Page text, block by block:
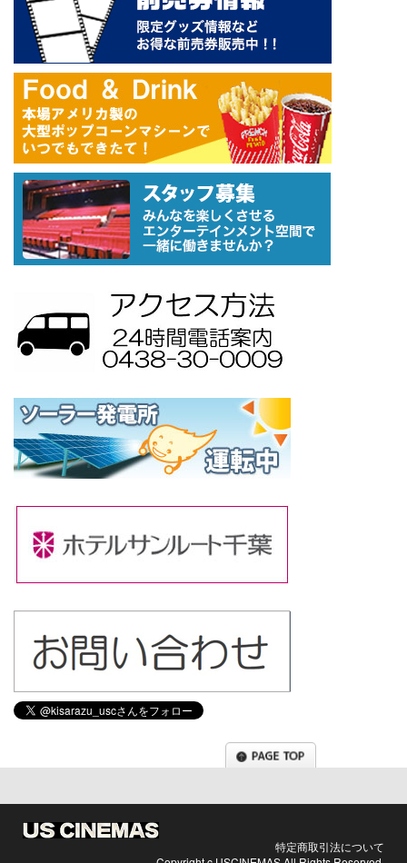
特定商取引法について